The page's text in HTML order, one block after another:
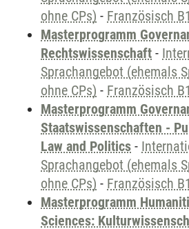
ohne CPs) - Französisch B1
Masterprogramm
Rechtswissenschaft -
Sprachangebot (ehemals
ohne CPs) - Französisch B1
Masterprogramm
Staatswissenschaften -
Law and Politics -
Sprachangebot (ehemals
ohne CPs) - Französisch B1
Masterprogramm
Sciences: